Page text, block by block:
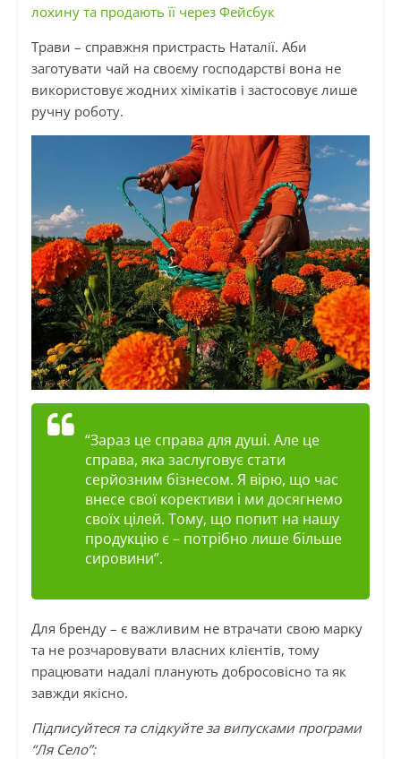
лохину та продають її через Фейсбук
Трави – справжня пристрасть Наталії. Аби
заготувати чай на своєму господарстві вона не
використовує жодних хімікатів і застосовує лише
ручну роботу.
“Зараз це справа для душі. Але це
справа, яка заслуговує стати
серйозним бізнесом. Я вірю, що час
внесе свої корективи і ми досягнемо
своїх цілей. Тому, що попит на нашу
продукцію є – потрібно лише більше
сировини”.
Для бренду – є важливим не втрачати свою марку
та не розчаровувати власних клієнтів, тому
працювати надалі планують добросовісно та як
завжди якісно.
Підписуйтеся та слідкуйте за випусками програми
“Ля Село”: